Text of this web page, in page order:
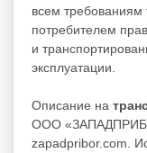
всем требованиям
потребителем
и
эксплуатации.
Описание на
ООО
zapadpribor.com.